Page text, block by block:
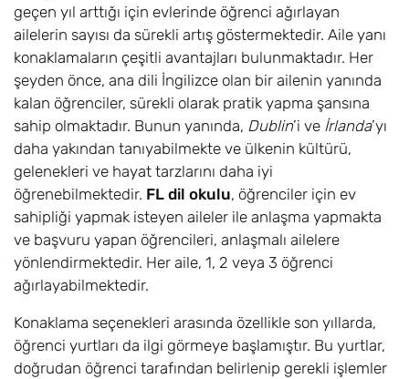
geçen yıl arttığı için evlerinde öğrenci ağırlayan
ailelerin sayısı da sürekli artış göstermektedir. Aile yanı
konaklamaların çeşitli avantajları bulunmaktadır. Her
şeyden önce, ana dili İngilizce olan bir ailenin yanında
kalan öğrenciler, sürekli olarak pratik yapma şansına
sahip olmaktadır. Bunun yanında, Dublin’i ve İrlanda’yı
daha yakından tanıyabilmekte ve ülkenin kültürü,
gelenekleri ve hayat tarzlarını daha iyi
öğrenebilmektedir. FL dil okulu, öğrenciler için ev
sahipliği yapmak isteyen aileler ile anlaşma yapmakta
ve başvuru yapan öğrencileri, anlaşmalı ailelere
yönlendirmektedir. Her aile, 1, 2 veya 3 öğrenci
ağırlayabilmektedir.
Konaklama seçenekleri arasında özellikle son yıllarda,
öğrenci yurtları da ilgi görmeye başlamıştır. Bu yurtlar,
doğrudan öğrenci tarafından belirlenip gerekli işlemler